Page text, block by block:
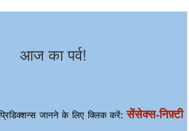
आज का पर्व!
जानने के लिए क्लिक करें: सेंसेक्स-निफ़्टी